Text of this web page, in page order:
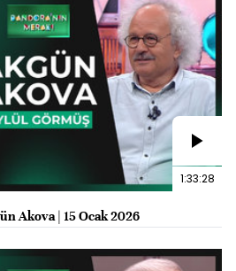
1:33:28
Akova | 15 Ocak 2026